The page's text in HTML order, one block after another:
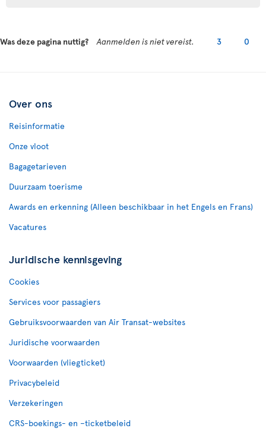
Was deze pagina nuttig? Aanmelden is niet vereist. 3 0
Over ons
Reisinformatie
Onze vloot
Bagagetarieven
Duurzaam toerisme
Awards en erkenning (Alleen beschikbaar in het Engels en Frans)
Vacatures
Juridische kennisgeving
Cookies
Services voor passagiers
Gebruiksvoorwaarden van Air Transat-websites
Juridische voorwaarden
Voorwaarden (vliegticket)
Privacybeleid
Verzekeringen
CRS-boekings- en –ticketbeleid